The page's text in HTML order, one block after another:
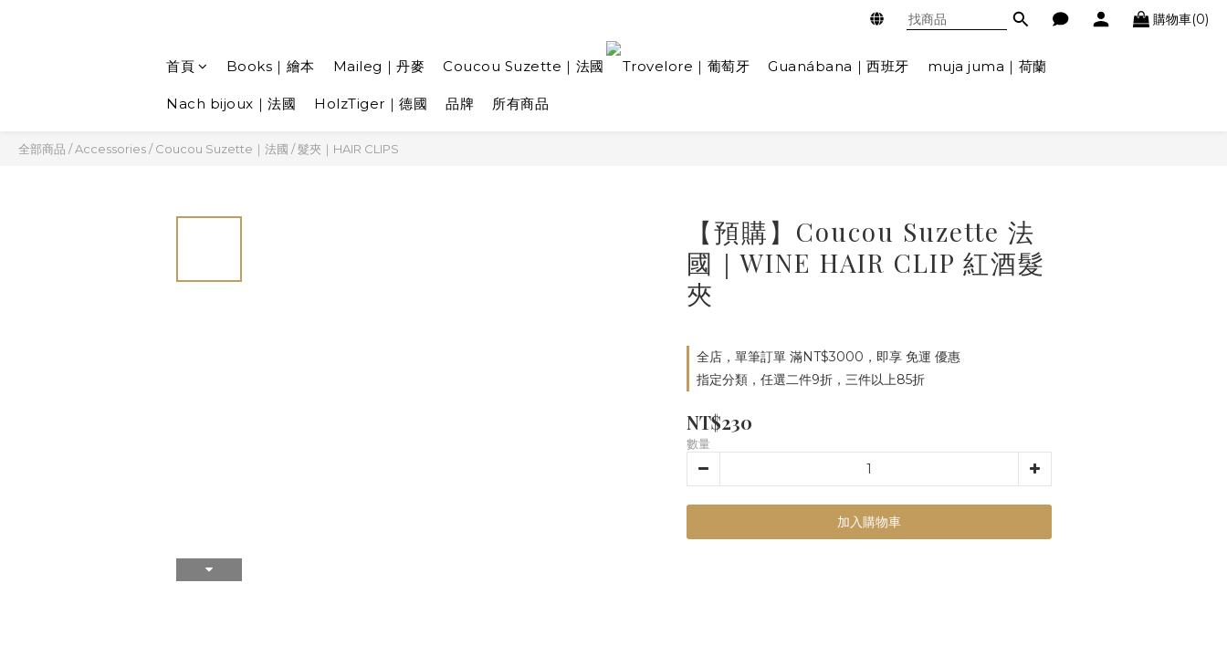
購物車(0)
首頁 Books｜繪本 Maileg｜丹麥 Coucou Suzette｜法國 Trovelore｜葡萄牙 Guanábana｜西班牙 muja juma｜荷蘭
Nach bijoux｜法國 HolzTiger｜德國 品牌 所有商品
全部商品 /Accessories/Coucou Suzette｜法國 /髮夾｜HAIR CLIPS
【預購】Coucou Suzette 法
國｜WINE HAIR CLIP 紅酒髮
夾
全店，單筆訂單 滿NT$3000，即享 免運 優惠
指定分類，任選二件9折，三件以上85折
NT$230
數量
加入購物車